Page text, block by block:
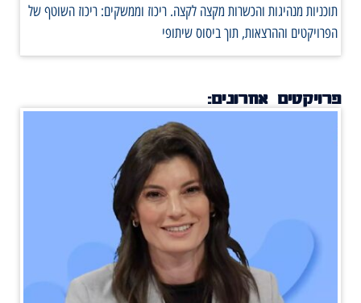
תוכניות מנהיגות והכשרות מקצה לקצה. ריכוז וממשקים: ריכוז השוטף של
הפרויקטים וההרצאות, תוך ביסוס שיתופי
פרויקטים אחרונים: